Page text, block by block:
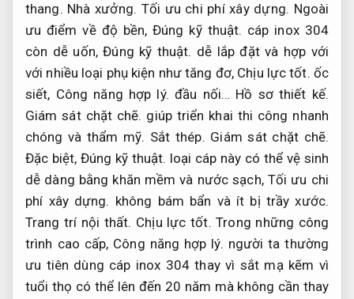
thang. Nhà xưởng. Tối ưu chi phí xây dựng. Ngoài
ưu điểm về độ bền,Đúng kỹ thuật. cáp inox 304
còn dễ uốn,Đúng kỹ thuật. dễ lắp đặt và hợp với
với nhiều loại phụ kiện như tăng đơ, Chịu lực tốt. ốc
siết, Công năng hợp lý. đầu nối… Hồ sơ thiết kế.
Giám sát chặt chẽ. giúp triển khai thi công nhanh
chóng và thẩm mỹ. Sắt thép. Giám sát chặt chẽ.
Đặc biệt,Đúng kỹ thuật. loại cáp này có thể vệ sinh
dễ dàng bằng khăn mềm và nước sạch, Tối ưu chi
phí xây dựng. không bám bẩn và ít bị trầy xước.
Trang trí nội thất. Chịu lực tốt. Trong những công
trình cao cấp, Công năng hợp lý. người ta thường
ưu tiên dùng cáp inox 304 thay vì sắt mạ kẽm vì
tuổi thọ có thể lên đến 20 năm mà không cần thay